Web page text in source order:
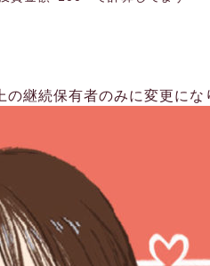
継続保有者のみに変更にな